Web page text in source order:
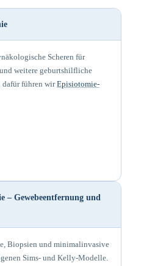
Scheren für
weitere geburtshilfliche
dafür führen wirEpisiotomie-
– Gewebeentfernung und
Biopsien und minimalinvasive
Sims- und Kelly-Modelle.